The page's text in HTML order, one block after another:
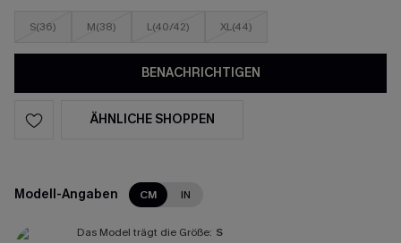
S(36) M(38) L(40/42) XL(44)
BENACHRICHTIGEN
ÄHNLICHE SHOPPEN
Modell-Angaben CM IN
Das Model trägt die Größe: S